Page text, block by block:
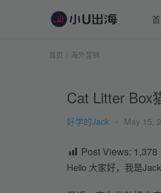
首页 海外营销
Cat Litter Box
好学的Jack May 15,
Post Views: 1,378
Hello 大家好，我是Jack